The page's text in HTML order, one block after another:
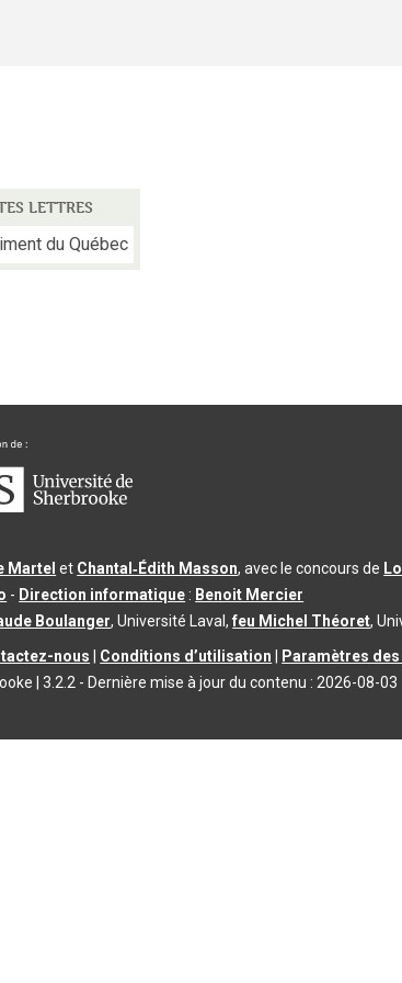
LETTRES
du Québec
Martel et Chantal‑Édith Masson, avec le concours de
- Direction informatique : Benoit Mercier
Boulanger, Université Laval,feu Michel Théoret,
nous Conditions d’utilisation
Paramètres
|3.2.2 - Dernière mise à jour du contenu : 2026-08-03